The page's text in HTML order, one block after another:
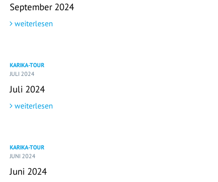
September 2024
weiterlesen
KARIKA-TOUR
JULI 2024
Juli 2024
weiterlesen
KARIKA-TOUR
JUNI 2024
Juni 2024